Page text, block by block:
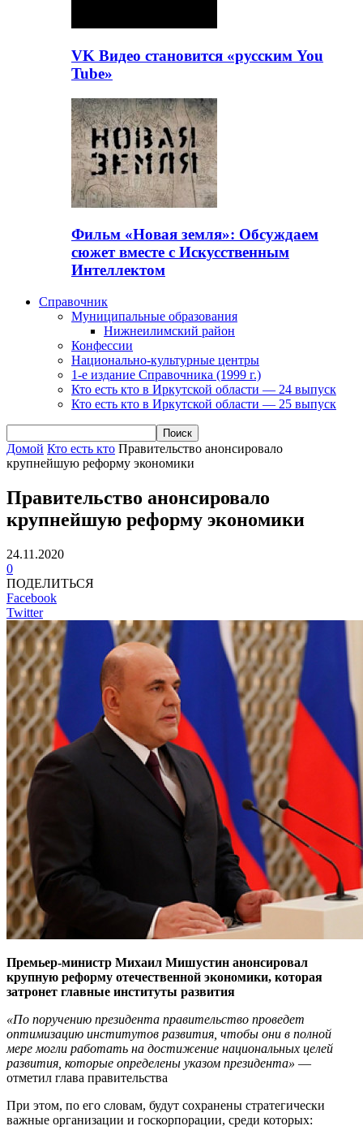
VK Видео становится «русским You
Tube»
Фильм «Новая земля»: Обсуждаем
сюжет вместе с Искусственным
Интеллектом
Справочник
Муниципальные образования
Нижнеилимский район
Конфессии
Национально-культурные центры
1-е издание Справочника (1999 г.)
Кто есть кто в Иркутской области — 24 выпуск
Кто есть кто в Иркутской области — 25 выпуск
Домой Кто есть кто Правительство анонсировало
крупнейшую реформу экономики
Правительство анонсировало
крупнейшую реформу экономики
24.11.2020
0
ПОДЕЛИТЬСЯ
Facebook
Twitter
Премьер-министр Михаил Мишустин анонсировал
крупную реформу отечественной экономики, которая
затронет главные институты развития
«По поручению президента правительство проведет
оптимизацию институтов развития, чтобы они в полной
мере могли работать на достижение национальных целей
развития, которые определены указом президента» —
отметил глава правительства
При этом, по его словам, будут сохранены стратегически
важные организации и госкорпорации, среди которых: